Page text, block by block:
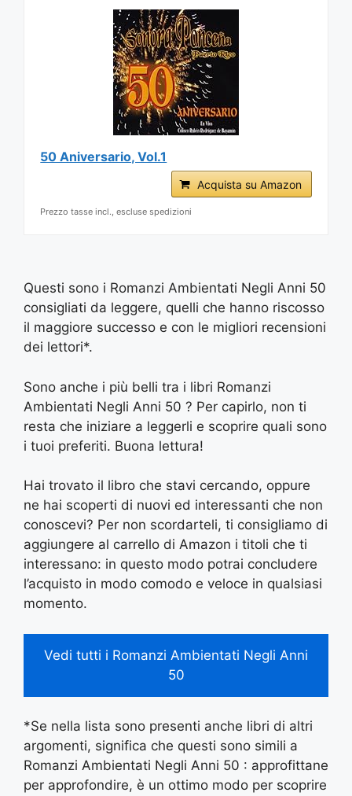
50 Aniversario, Vol.1
Acquista su Amazon
Prezzo tasse incl., escluse spedizioni
Questi sono i Romanzi Ambientati Negli Anni 50
consigliati da leggere, quelli che hanno riscosso
il maggiore successo e con le migliori recensioni
dei lettori*.
Sono anche i più belli tra i libri Romanzi
Ambientati Negli Anni 50 ? Per capirlo, non ti
resta che iniziare a leggerli e scoprire quali sono
i tuoi preferiti. Buona lettura!
Hai trovato il libro che stavi cercando, oppure
ne hai scoperti di nuovi ed interessanti che non
conoscevi? Per non scordarteli, ti consigliamo di
aggiungere al carrello di Amazon i titoli che ti
interessano: in questo modo potrai concludere
l’acquisto in modo comodo e veloce in qualsiasi
momento.
Vedi tutti i Romanzi Ambientati Negli Anni
50
*Se nella lista sono presenti anche libri di altri
argomenti, significa che questi sono simili a
Romanzi Ambientati Negli Anni 50 : approfittane
per approfondire, è un ottimo modo per scoprire